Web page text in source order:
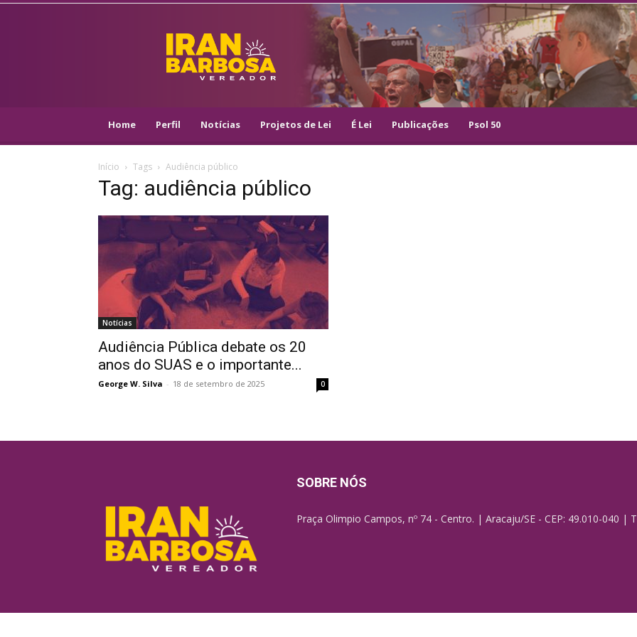
IRAN
BARBOSA
–
VEREADOR
–
Home Perfil Notícias Projetos de Lei É Lei Publicações Psol 50
Início Tags Audiência público
Tag: audiência público
Notícias
Audiência Pública debate os 20
anos do SUAS e o importante...
George W. Silva - 18 de setembro de 2025 0
SOBRE NÓS
Praça Olimpio Campos, nº 74 - Centro. | Aracaju/SE - CEP: 49.010-040 |